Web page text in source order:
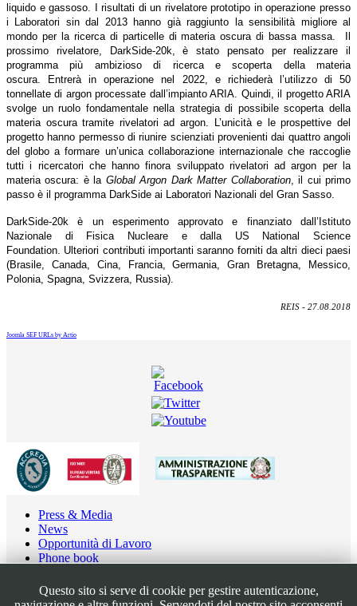
liquido e gassoso. I risultati di un rivelatore prototipo in operazione presso
i Laboratori sin dal 2013 hanno già raggiunto la sensibilità migliore al
mondo per la ricerca di particelle di materia oscura di bassa massa. Il
prossimo rivelatore, DarkSide-20k, è stato pensato per realizzare il
programma più ambizioso di ricerca e scoperta della materia
oscura. Entrerà in operazione nel 2022, e richiederà l’utilizzo di 50
tonnellate di argon processate dall’impianto ARIA. Quindi, il progetto ARIA
svolge un ruolo fondamentale nella strategia di possibile scoperta della
materia oscura tramite rivelatori ad argon. L’unicità e le prospettive del
progetto hanno permesso di riunire scienziati provenienti dai quattro angoli
del globo a formare un’unica collaborazione internazionale che raccoglie
tutti i ricercatori che hanno finora sviluppato rivelatori ad argon per la
materia oscura: è la Global Argon Dark Matter Collaboration, il cui primo
passo è il programma DarkSide ai Laboratori Nazionali del Gran Sasso.
DarkSide-20k è un esperimento approvato e finanziato dall’Istituto
Nazionale di Fisica Nucleare e dalla US National Science
Foundation. Ulteriori contributi importanti saranno forniti da altri dieci paesi
(Brasile, Canada, Cina, Francia, Germania, Gran Bretagna, Messico,
Polonia, Spagna, Svizzera, Russia).
REIS - 27.08.2018
Joomla SEF URLs by Artio
Press & Media
News
Opportunità di Lavoro
Phone book
Note Legali
Privacy
Questo sito si serve di cookie per gestire autenticazione,